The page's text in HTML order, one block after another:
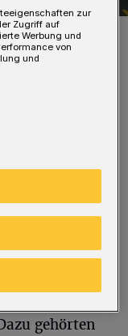
lange viel Geduld
Westring
Monaten
die für
teilnehmer
sie zum
gehörten
zur
Zugriff auf
Werbung und
von
und